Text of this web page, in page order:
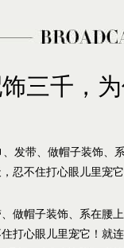
三千，
发带、做帽子装饰、
忍不住打心眼儿里宠
做帽子装饰、系在腰
打心眼儿里宠它！就